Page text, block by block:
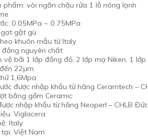
was:
1,200,000₫.
is:
phẩm: vòi ngắn chậu rửa 1 lỗ nóng lạnh
0.05MPa ~ 0.75MPa
gật gù
khuôn mẫu từ Italy
đồng nguyên chất
vệ bởi 1 lớp đồng đỏ, 2 lớp mạ Niken, 1
22µm.
1,6Mpa
được nhập khẩu từ hãng Ceramtech –
bằng gốm Ceramic
nhập khẩu từ hãng Neoperl – CHLB Đức
Viglacera
Italy
Việt Nam